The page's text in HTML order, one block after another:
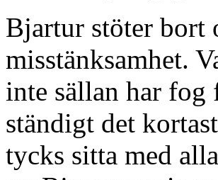
Bjartur stöter bort
misstänksamhet.
inte sällan har fog
ständigt det
tycks sitta med